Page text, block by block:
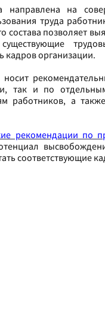
направлена на
труда
состава позволяет
кадров организации.
носит
так и по
работников, а
рекомендации по
соответствующие